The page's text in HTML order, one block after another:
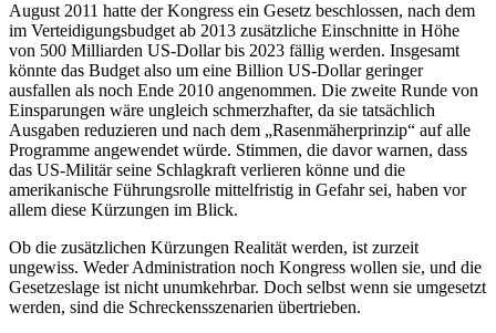
August 2011 hatte der Kongress ein Gesetz beschlossen, nach dem
im Verteidigungsbudget ab 2013 zusätzliche Einschnitte in Höhe
von 500 Milliarden US-Dollar bis 2023 fällig werden. Insgesamt
könnte das Budget also um eine Billion US-Dollar geringer
ausfallen als noch Ende 2010 angenommen. Die zweite Runde von
Einsparungen wäre ungleich schmerzhafter, da sie tatsächlich
Ausgaben reduzieren und nach dem „Rasenmäherprinzip“ auf alle
Programme angewendet würde. Stimmen, die davor warnen, dass
das US-Militär seine Schlagkraft verlieren könne und die
amerikanische Führungsrolle mittelfristig in Gefahr sei, haben vor
allem diese Kürzungen im Blick.
Ob die zusätzlichen Kürzungen Realität werden, ist zurzeit
ungewiss. Weder Administration noch Kongress wollen sie, und die
Gesetzeslage ist nicht unumkehrbar. Doch selbst wenn sie umgesetzt
werden, sind die Schreckensszenarien übertrieben.